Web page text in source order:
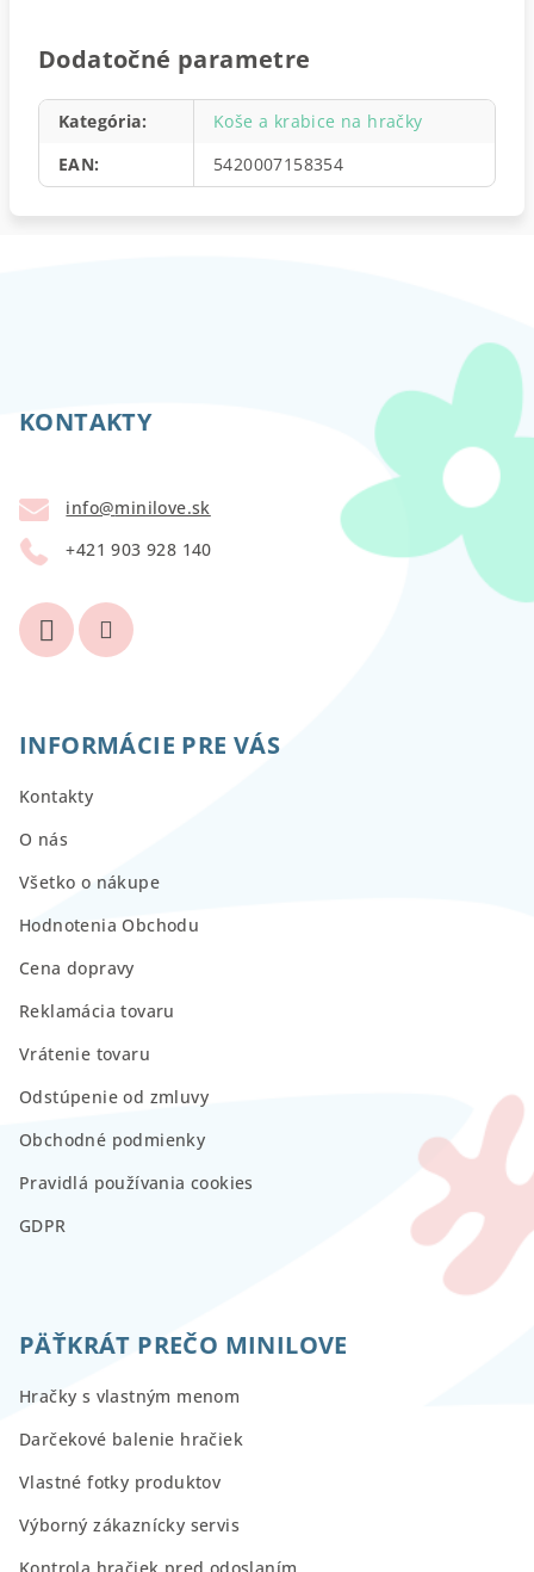
Dodatočné parametre
Kategória:
Koše a krabice na hračky
EAN: 5420007158354
KONTAKTY
info@minilove.sk
+421 903 928 140
INFORMÁCIE PRE VÁS
Kontakty
O nás
Všetko o nákupe
Hodnotenia Obchodu
Cena dopravy
Reklamácia tovaru
Vrátenie tovaru
Odstúpenie od zmluvy
Obchodné podmienky
Pravidlá používania cookies
GDPR
PÄŤKRÁT PREČO MINILOVE
Hračky s vlastným menom
Darčekové balenie hračiek
Vlastné fotky produktov
Výborný zákaznícky servis